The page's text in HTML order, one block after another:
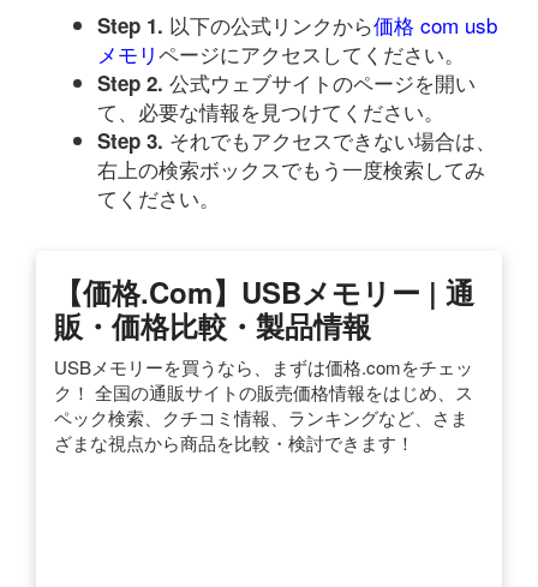
Step 1. 以下の公式リンクから価格 com usb
メモリページにアクセスしてください。
Step 2. 公式ウェブサイトのページを開い
て、必要な情報を見つけてください。
Step 3. それでもアクセスできない場合は、
右上の検索ボックスでもう一度検索してみ
てください。
【価格.com】USBメモリー | 通
販・価格比較・製品情報
USBメモリーを買うなら、まずは価格.comをチェッ
ク！ 全国の通販サイトの販売価格情報をはじめ、ス
ペック検索、クチコミ情報、ランキングなど、さま
ざまな視点から商品を比較・検討できます！